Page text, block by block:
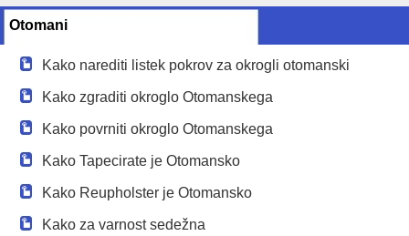
Otomani
Kako narediti listek pokrov za okrogli otomanski
Kako zgraditi okroglo Otomanskega
Kako povrniti okroglo Otomanskega
Kako Tapecirate je Otomansko
Kako Reupholster je Otomansko
Kako za varnost sedežna